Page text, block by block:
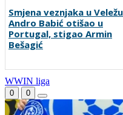
Bio je najbolji igrač
bavio se i tenisom, a
je postao novi selektor
Urugvaja